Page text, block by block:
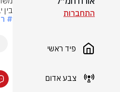
התחברות
פיד ראשי
צבע אדום
בין
#